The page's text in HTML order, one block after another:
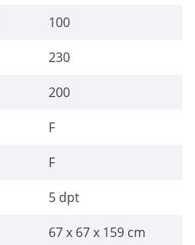
100
230
200
F
F
5 dpt
67 x 67 x 159 cm